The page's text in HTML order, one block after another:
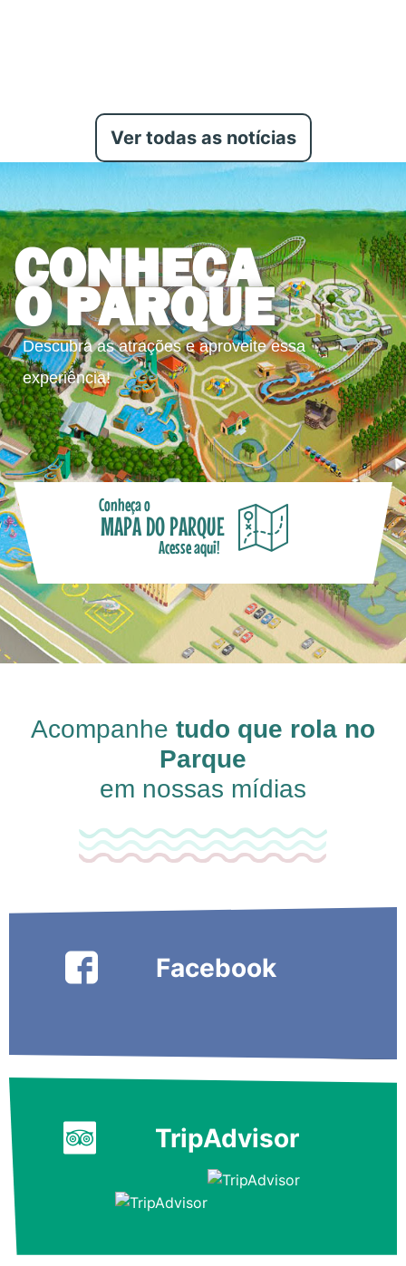
Ver todas as notícias
CONHEÇA
O PARQUE
Descubra as atrações e aproveite essa
experiência!
Conheça o
MAPA DO PARQUE
Acesse aqui!
Acompanhe tudo que rola no
Parque
em nossas mídias
Facebook
TripAdvisor